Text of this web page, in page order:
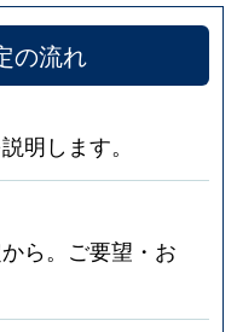
の流れ
明します。
ら。ご要望・お